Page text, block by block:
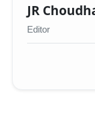
JR
Editor